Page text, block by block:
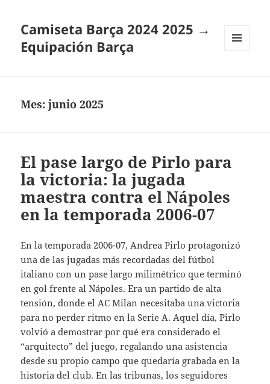
Camiseta Barça 2024 2025 →
Equipación Barça
Mes:junio 2025
El pase largo de Pirlo para
la victoria: la jugada
maestra contra el Nápoles
en la temporada 2006-07
En la temporada 2006-07, Andrea Pirlo protagonizó
una de las jugadas más recordadas del fútbol
italiano con un pase largo milimétrico que terminó
en gol frente al Nápoles. Era un partido de alta
tensión, donde el AC Milan necesitaba una victoria
para no perder ritmo en la Serie A. Aquel día, Pirlo
volvió a demostrar por qué era considerado el
“arquitecto” del juego, regalando una asistencia
desde su propio campo que quedaría grabada en la
historia del club. En las tribunas, los seguidores